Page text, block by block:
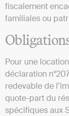
fiscalement
familiales ou
Pour une
déclaration
redevable de
quote-part du
spécifiques aux